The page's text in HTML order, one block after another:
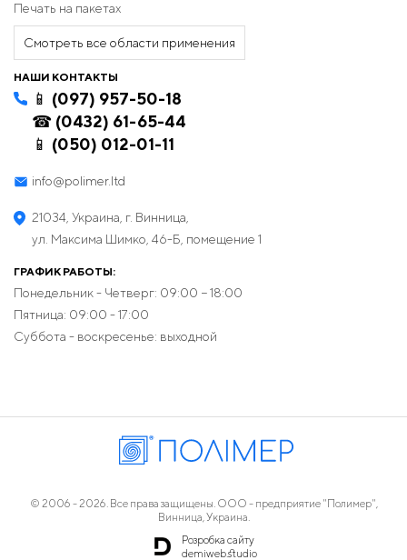
Печать на пакетах
Смотреть все области применения
НАШИ КОНТАКТЫ
📱 (097) 957-50-18
☎ (0432) 61-65-44
📱 (050) 012-01-11
info@polimer.ltd
21034, Украина, г. Винница,
ул. Максима Шимко, 46-Б, помещение 1
ГРАФИК РАБОТЫ:
Понедельник - Четверг: 09:00 − 18:00
Пятница: 09:00 - 17:00
Суббота - воскресенье: выходной
© 2006 - 2026. Все права защищены. ООО - предприятие "Полимер",
Винница, Украина.
Розробка сайту
demiweb.studio